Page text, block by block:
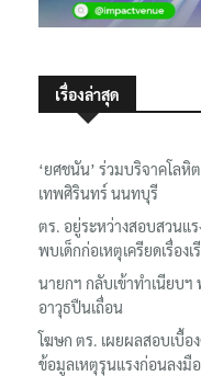
เรื่องล่าสุด
‘ยศชนัน’ ร่วมบริจาคโลหิ
เทพศิรินทร์ นนทบุรี
ตร. อยู่ระหว่างสอบสวนแร
พบเด็กก่อเหตุเครียดเรื่องเ
นายกฯ กลับเข้าทำเนียบ
อาวุธปืนเถื่อน
โฆษก ตร. เผยผลสอบเบื้
ข้อมูลเหตุรุนแรงก่อนลงมือ